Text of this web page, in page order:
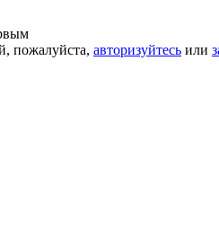
пожалуйста, авторизуйтесь или